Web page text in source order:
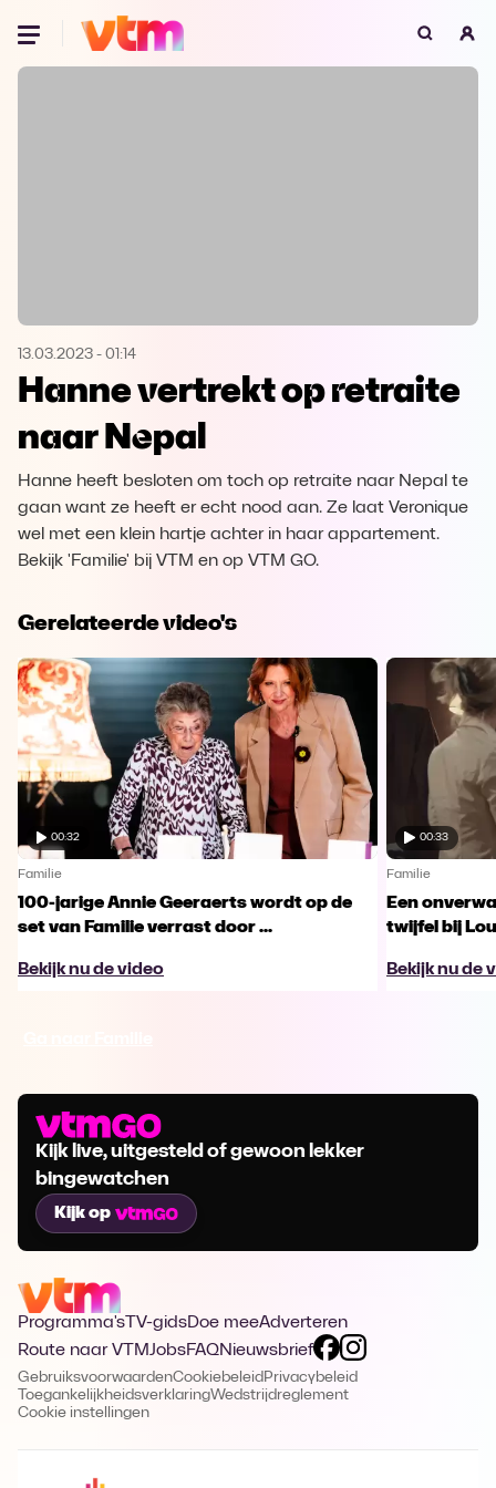
Oeps, browser niet ondersteund
Microsoft Edge Download
Opera
13.03.2023 - 01:14
Hanne vertrekt op retraite
naar Nepal
Hanne heeft besloten om toch op retraite naar Nepal te
gaan want ze heeft er echt nood aan. Ze laat Veronique
wel met een klein hartje achter in haar appartement.
Bekijk 'Familie' bij VTM en op VTM GO.
Gerelateerde video's
00:32
Familie
100-jarige Annie Geeraerts wordt op de
set van Familie verrast door ...
Bekijk nu de video
00:33
Familie
Een
twijfel bij
Bekijk nu de
Kijk live, uitgesteld of gewoon lekker
bingewatchen
Kijk op
Programma's TV-gidsDoe meeAdverteren
Route naar VTMJobsFAQNieuwsbrief
GebruiksvoorwaardenCookiebeleid Privacybeleid
ToegankelijkheidsverklaringWedstrijdreglement
Cookie instellingen